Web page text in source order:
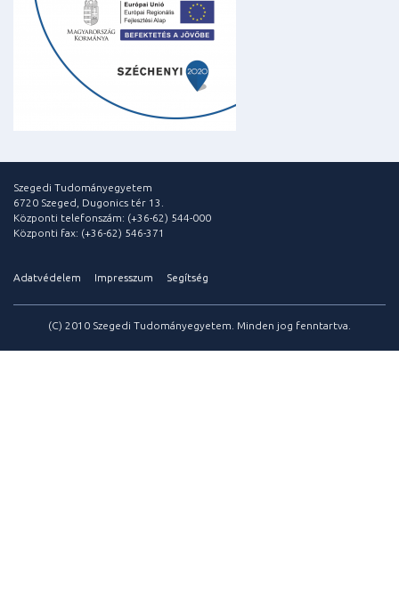
Szegedi Tudományegyetem
6720 Szeged, Dugonics tér 13.
Központi telefonszám: (+36-62) 544-000
Központi fax: (+36-62) 546-371
Adatvédelem Impresszum Segítség
(C) 2010 Szegedi Tudományegyetem. Minden jog fenntartva.